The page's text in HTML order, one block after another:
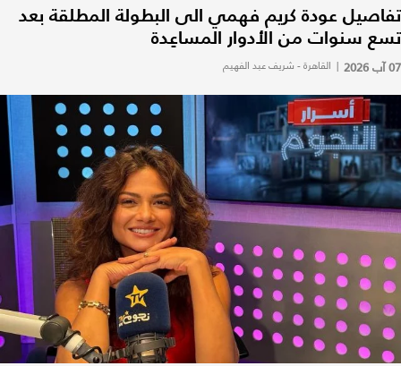
تفاصيل عودة كريم فهمي الى البطولة المطلقة بعد
تسع سنوات من الأدوار المساعِدة
07 آب 2026 | القاهرة - شريف عبد الفهيم